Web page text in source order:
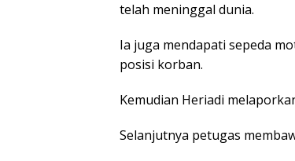
telah meninggal dunia.
Ia juga mendapati sepeda
posisi korban.
Kemudian Heriadi
Selanjutnya petugas